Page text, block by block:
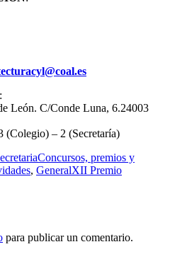
León. C/Conde Luna, 6.24003
– 2 (Secretaría)
Categorías
Concursos, premios y
, GeneralEtiquetas
XII Premio
para publicar un comentario.